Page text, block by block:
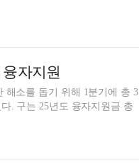
자지원
해소를 돕기 위해 1분기에 총 3
총